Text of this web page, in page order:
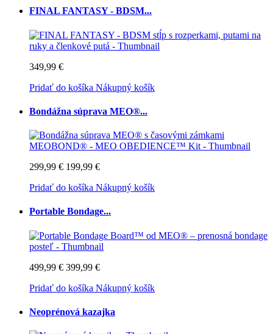
FINAL FANTASY - BDSM...
349,99 €
Pridať do košíka Nákupný košík
Bondážna súprava MEO®...
299,99 € 199,99 €
Pridať do košíka Nákupný košík
Portable Bondage...
499,99 € 399,99 €
Pridať do košíka Nákupný košík
Neoprénová kazajka